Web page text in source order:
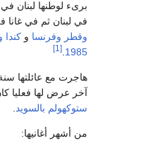
برىء لوطنها لبنان في
في لبنان ثم في
وقطر وفرنسا و كندا
1985
.
[1]
هاجرت مع عائلتها
آخر عرض لها فعليا
ستوكهولم بالسويد.
من أشهر أغانيها: